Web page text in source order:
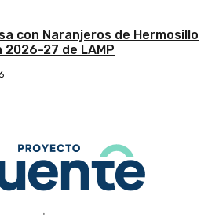
con Naranjeros de Hermosillo
27 de LAMP
.